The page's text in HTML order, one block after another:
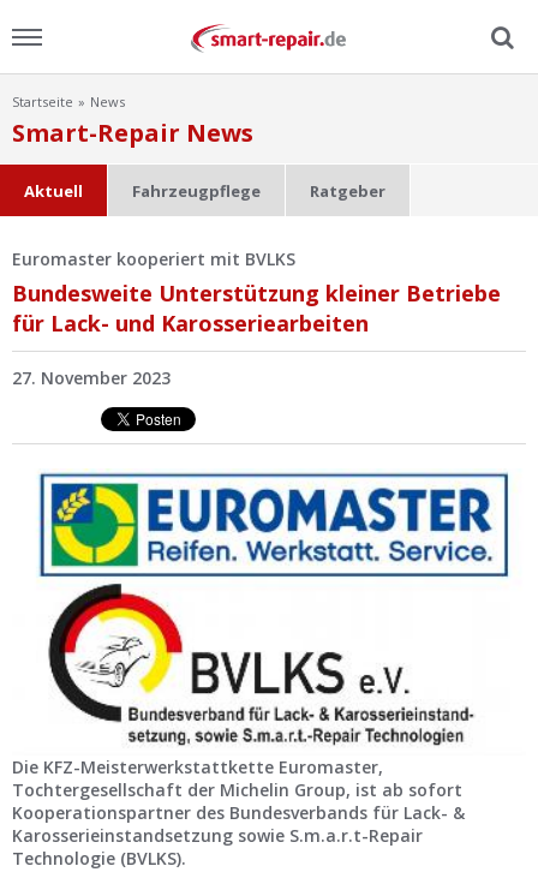
Home
Ratgeber
FAQ
Video
Ist Ihre Werkstatt schon dabei?
Werkstatt Login
Startseite News
Smart-Repair News
Aktuell Fahrzeugpflege Ratgeber
Euromaster kooperiert mit BVLKS
Bundesweite Unterstützung kleiner Betriebe
für Lack- und Karosseriearbeiten
27. November 2023
Die KFZ-Meisterwerkstattkette Euromaster,
Tochtergesellschaft der Michelin Group, ist ab sofort
Kooperationspartner des Bundesverbands für Lack- &
Karosserieinstandsetzung sowie S.m.a.r.t-Repair
Technologie (BVLKS).